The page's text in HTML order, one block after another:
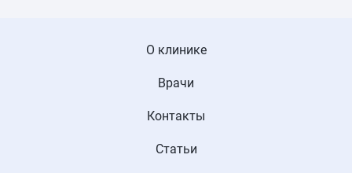
О клинике
Врачи
Контакты
Статьи